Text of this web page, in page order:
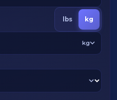
lbs kg
kg